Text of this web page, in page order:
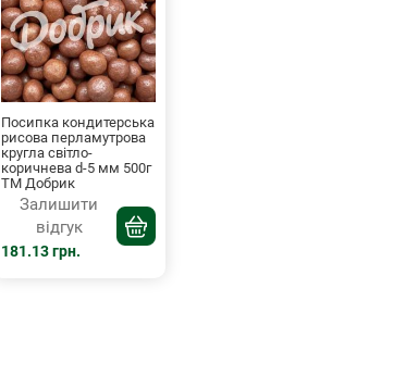
Посипка кондитерська
рисова перламутрова
кругла світло-
коричнева d-5 мм 500г
ТМ Добрик
Залишити
відгук
181.13 грн.